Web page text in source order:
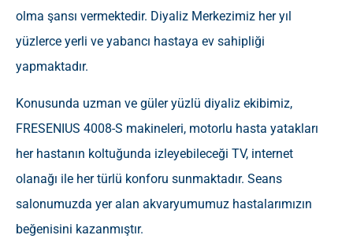
olma şansı vermektedir. Diyaliz Merkezimiz her yıl
yüzlerce yerli ve yabancı hastaya ev sahipliği
yapmaktadır.
Konusunda uzman ve güler yüzlü diyaliz ekibimiz,
FRESENIUS 4008-S makineleri, motorlu hasta yatakları
her hastanın koltuğunda izleyebileceği TV, internet
olanağı ile her türlü konforu sunmaktadır. Seans
salonumuzda yer alan akvaryumumuz hastalarımızın
beğenisini kazanmıştır.